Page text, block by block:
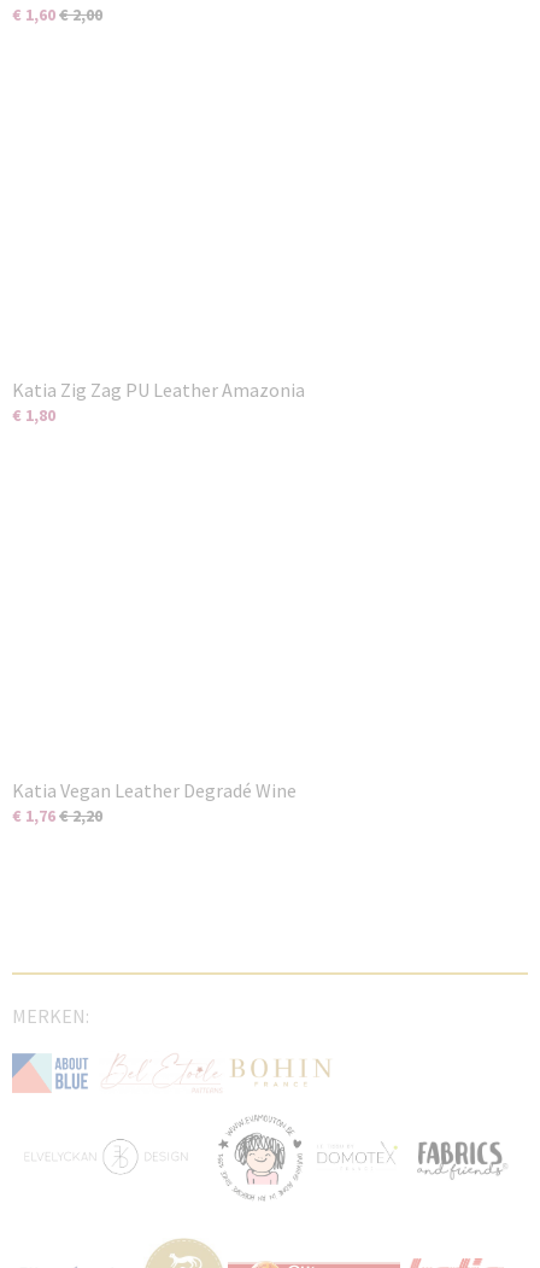
€ 1,60€ 2,00
Katia Zig Zag PU Leather Amazonia
€ 1,80
Katia Vegan Leather Degradé Wine
€ 1,76€ 2,20
MERKEN: